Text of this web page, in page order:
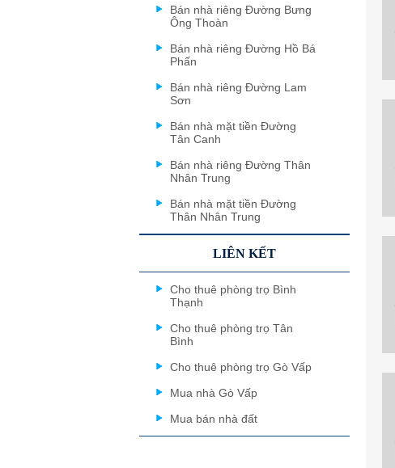
Bán nhà riêng Đường Bưng
Ông Thoàn
Bán nhà riêng Đường Hồ Bá
Phấn
Bán nhà riêng Đường Lam
Sơn
Bán nhà mặt tiền Đường
Tân Canh
Bán nhà riêng Đường Thân
Nhân Trung
Bán nhà mặt tiền Đường
Thân Nhân Trung
LIÊN KẾT
Cho thuê phòng trọ Bình
Thạnh
Cho thuê phòng trọ Tân
Bình
Cho thuê phòng trọ Gò Vấp
Mua nhà Gò Vấp
Mua bán nhà đất